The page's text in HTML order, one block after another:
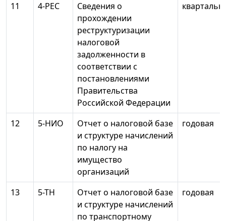
11 4-РЕС
Сведения о
прохождении
реструктуризации
налоговой
задолженности в
соответствии с
постановлениями
Правительства
Российской Федерации
12 5-НИО
Отчет о налоговой базе
и структуре начислений
по налогу на
имущество
организаций
годовая
13 5-ТН
Отчет о налоговой базе
и структуре начислений
по транспортному
годовая